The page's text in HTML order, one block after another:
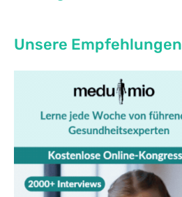
Unsere Empfehlungen